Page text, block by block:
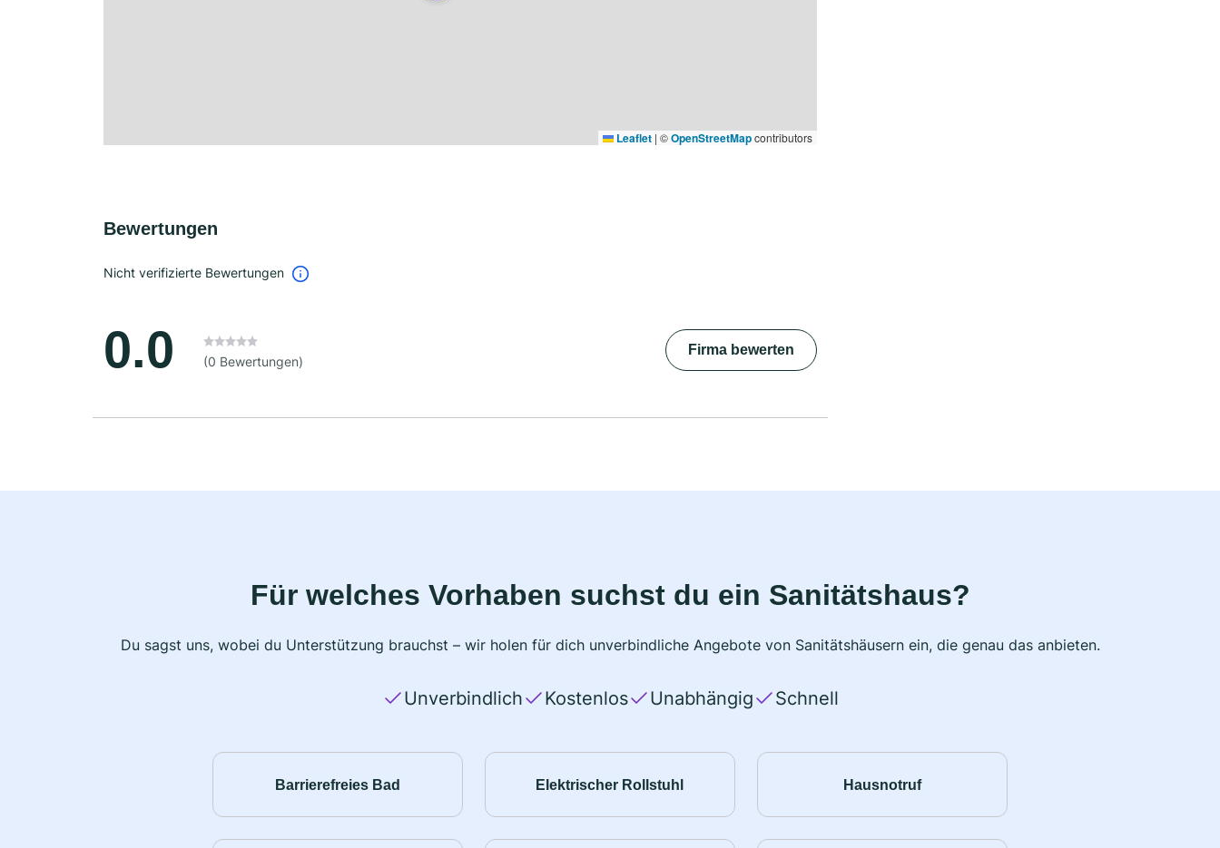
Leaflet | ©OpenStreetMapcontributors
Bewertungen
Nicht verifizierte Bewertungen
0.0 (0 Bewertungen)
Firma bewerten
Für welches Vorhaben suchst du ein Sanitätshaus?
Du sagst uns, wobei du Unterstützung brauchst – wir holen für dich unverbindliche Angebote von Sanitätshäusern ein, die genau das anbieten.
Unverbindlich Kostenlos Unabhängig Schnell
Barrierefreies Bad Elektrischer Rollstuhl Hausnotruf